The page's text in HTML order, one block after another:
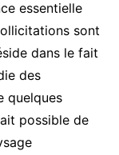
essentielle
sont
dans le fait
des
quelques
possible de